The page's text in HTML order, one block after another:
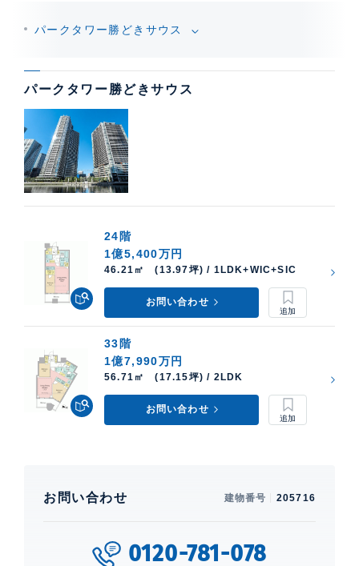
パークタワー勝どきサウス
パークタワー勝どきサウス
24階
1億5,400万円
46.21㎡ (13.97坪) / 1LDK+WIC+SIC
お問い合わせ
33階
1億7,990万円
56.71㎡ (17.15坪) / 2LDK
お問い合わせ
お問い合わせ 建物番号 205716
0120-781-078